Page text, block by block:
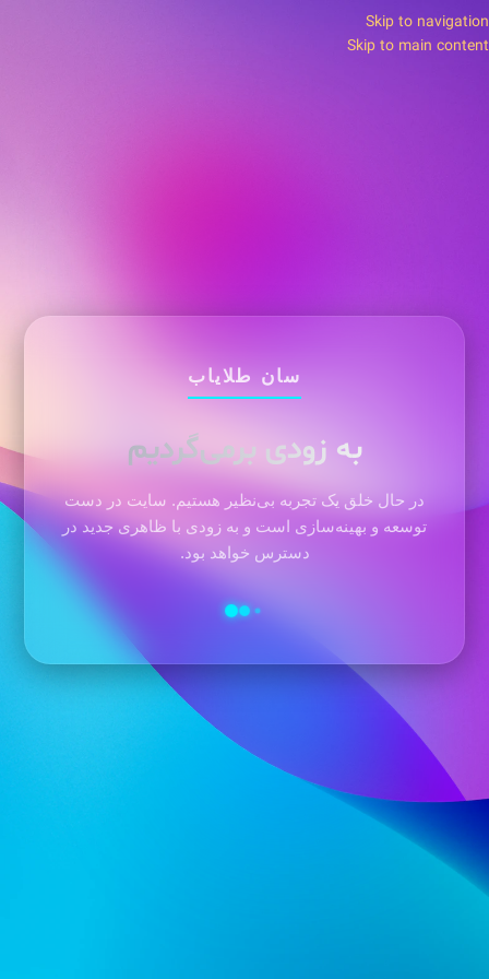
Skip to navigation
Skip to main content
سان طلایاب
به زودی برمی‌گردیم
در حال خلق یک تجربه بی‌نظیر هستیم. سایت در دست
توسعه و بهینه‌سازی است و به زودی با ظاهری جدید در
دسترس خواهد بود.